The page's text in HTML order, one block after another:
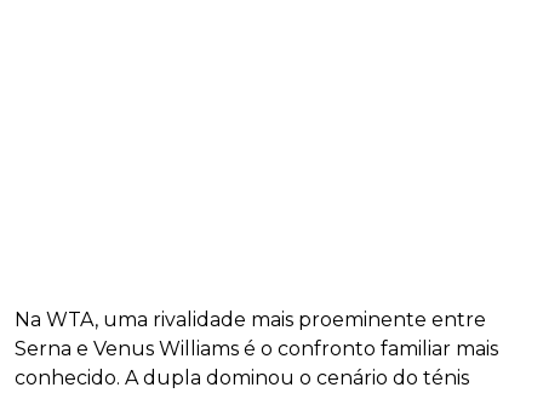
Na WTA, uma rivalidade mais proeminente entre
Serna e Venus Williams é o confronto familiar mais
conhecido. A dupla dominou o cenário do ténis